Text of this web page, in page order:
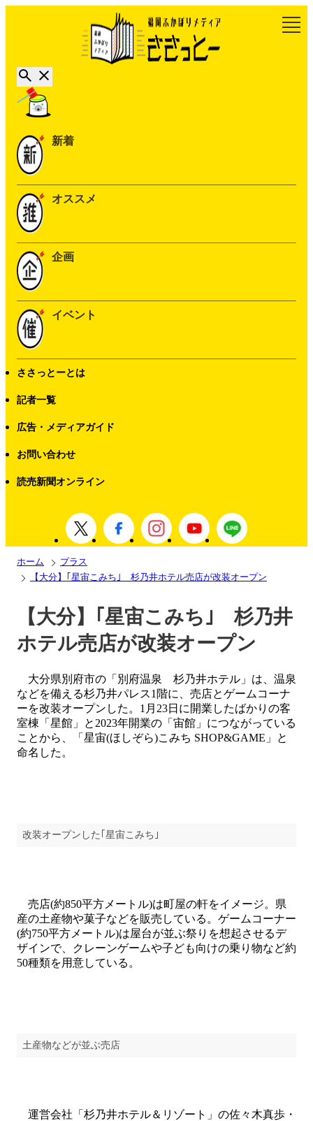
新着
オススメ
企画
イベント
ささっとーとは
記者一覧
広告・メディアガイド
お問い合わせ
読売新聞オンライン
ホーム
プラス
【大分】｢星宙こみち｣ 杉乃井ホテル売店が改装オープン
【大分】｢星宙こみち｣ 杉乃井
ホテル売店が改装オープン
大分県別府市の「別府温泉 杉乃井ホテル」は、温泉
などを備える杉乃井パレス1階に、売店とゲームコーナ
ーを改装オープンした。1月23日に開業したばかりの客
室棟「星館」と2023年開業の「宙館」につながっている
ことから、「星宙(ほしぞら)こみち SHOP&GAME」と
命名した。
改装オープンした｢星宙こみち｣
売店(約850平方メートル)は町屋の軒をイメージ。県
産の土産物や菓子などを販売している。ゲームコーナー
(約750平方メートル)は屋台が並ぶ祭りを想起させるデ
ザインで、クレーンゲームや子ども向けの乗り物など約
50種類を用意している。
土産物などが並ぶ売店
運営会社「杉乃井ホテル＆リゾート」の佐々木真歩・